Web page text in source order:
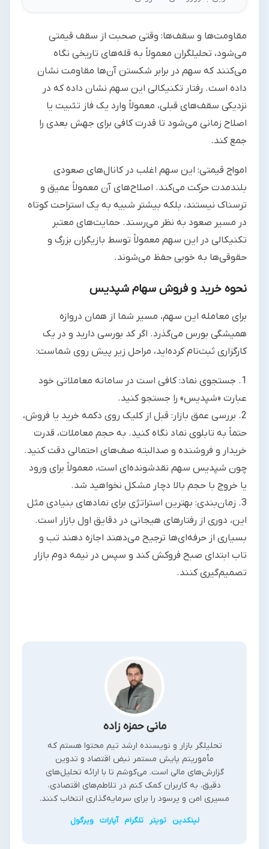
مقاومت‌ها و سقف‌ها: وقتی صحبت از سقف قیمتی
می‌شود، تحلیلگران معمولاً به قله‌های تاریخی نگاه
می‌کنند که سهم در برابر شکستن آن‌ها مقاومت نشان
داده است. رفتار تکنیکالی این سهم نشان داده که در
نزدیکی سقف‌های قبلی، معمولاً وارد یک فاز تثبیت یا
اصلاح زمانی می‌شود تا قدرت کافی برای جهش بعدی را
جمع کند.
امواج قیمتی: این سهم اغلب در کانال‌های صعودی
بلندمدت حرکت می‌کند. اصلاح‌های آن معمولاً عمیق و
ترسناک نیستند، بلکه بیشتر شبیه به یک استراحت کوتاه
در مسیر صعود به نظر می‌رسند. حمایت‌های معتبر
تکنیکالی در این سهم معمولاً توسط بازیگران بزرگ و
حقوقی‌ها به خوبی حفظ می‌شوند.
نحوه خرید و فروش سهام شپدیس
برای معامله این سهم، مسیر شما از همان دروازه
همیشگی بورس می‌گذرد. اگر کد بورسی دارید و در یک
کارگزاری ثبت‌نام کرده‌اید، مراحل زیر پیش روی شماست:
1. جستجوی نماد: کافی است در سامانه معاملاتی خود
عبارت «شپدیس» را جستجو کنید.
2. بررسی عمق بازار: قبل از کلیک روی دکمه خرید یا فروش،
حتماً به تابلوی نماد نگاه کنید. به حجم معاملات، قدرت
خریدار و فروشنده و صدالبته صف‌های احتمالی دقت کنید.
چون شپدیس سهم نقدشونده‌ای است، معمولاً برای ورود
یا خروج با حجم بالا دچار مشکل نخواهید شد.
3. زمان‌بندی: بهترین استراتژی برای نمادهای بنیادی مثل
این، دوری از رفتارهای هیجانی در دقایق اول بازار است.
بسیاری از حرفه‌ای‌ها ترجیح می‌دهند اجازه دهند تب‌ و
تاب ابتدای صبح فروکش کند و سپس در نیمه دوم بازار
تصمیم‌گیری کنند.
مانی حمزه زاده
تحلیلگر بازار و نویسنده ارشد تیم محتوا هستم که
مأموریتم پایش مستمر نبض اقتصاد و تدوین
گزارش‌های مالی است. می‌کوشم تا با ارائه تحلیل‌های
دقیق، به کاربران کمک کنم در تلاطم‌های اقتصادی،
مسیری امن و پرسود را برای سرمایه‌گذاری انتخاب کنند.
لینکدین تویتر تلگرام آپارات ویرگول